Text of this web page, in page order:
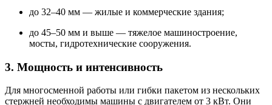
до 32–40 мм — жилые и коммерческие здания;
до 45–50 мм и выше — тяжелое машиностроение,
мосты, гидротехнические сооружения.
3. Мощность и интенсивность
Для многосменной работы или гибки пакетом из нескольких
стержней необходимы машины с двигателем от 3 кВт. Они